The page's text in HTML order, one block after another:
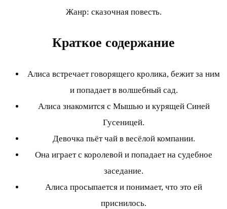
Жанр: сказочная повесть.
Краткое содержание
Алиса встречает говорящего кролика, бежит за ним
и попадает в волшебный сад.
Алиса знакомится с Мышью и курящей Синей
Гусеницей.
Девочка пьёт чай в весёлой компании.
Она играет с королевой и попадает на судебное
заседание.
Алиса просыпается и понимает, что это ей
приснилось.